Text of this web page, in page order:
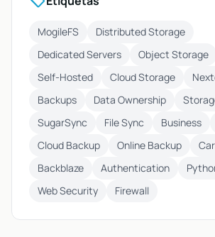
MogileFS
Distributed Storage
Dedicated Servers
Object Storage
Self-Hosted
Cloud Storage
Backups
Data Ownership
SugarSync
File Sync Business
Cloud Backup
Online Backup
Backblaze
Authentication
Web Security
Firewall